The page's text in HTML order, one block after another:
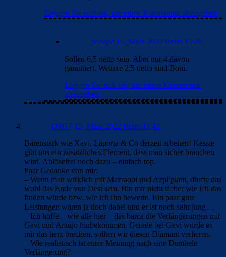
Loggen Sie sich ein, um einen Kommentar abzugeben
sebone 15. März 2022 Beim 15:28
Sollen 6,5 netto sein. Aber nur 4 davon
garantiert. Weitere 2,5 netto sind Boni.
Loggen Sie sich ein, um einen Kommentar
abzugeben
DM17 15. März 2022 Beim 11:42
Bärenstark wie Xavi, Laporta & Co derzeit arbeiten! Kessie
gibt uns ein zusätzliches Element, dass man sicher brauchen
wird. Ablösefrei noch dazu – einfach top.
Paar Gedanke von mir:
– Wenn man wirklich mit Mazraoui und Azpi plant, dürfte das
wohl das Ende von Dest sein. Bin mir nicht sicher wie ich das
finden würde bzw. wie ich ihn bewerte. Ein paar gute
Leistungen waren ja doch dabei und er ist noch sehr jung…
– Ich hoffe – wie alle hier – das barca die Verlängerungen mit
Gavi und Araujo hinbekommen. Gerade bei Gavi würde es
mir das herz brechen, sollten wir diesen Diamant verlieren.
– Wie realistisch ist eurer Meinung nach eine Dembele
Verlängerung?